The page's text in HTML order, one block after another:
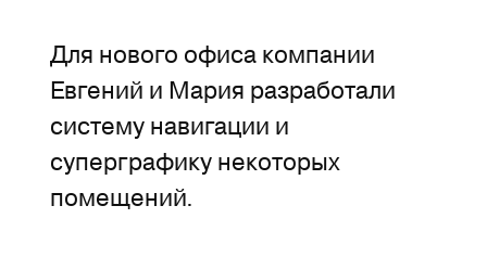
Для нового офиса компании
Евгений и Мария разработали
систему навигации и
суперграфику некоторых
помещений.